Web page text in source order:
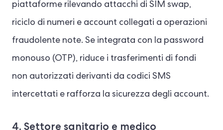
piattaforme rilevando attacchi di SIM swap,
riciclo di numeri e account collegati a operazioni
fraudolente note. Se integrata con la password
monouso (OTP), riduce i trasferimenti di fondi
non autorizzati derivanti da codici SMS
intercettati e rafforza la sicurezza degli account.
4. Settore sanitario e medico